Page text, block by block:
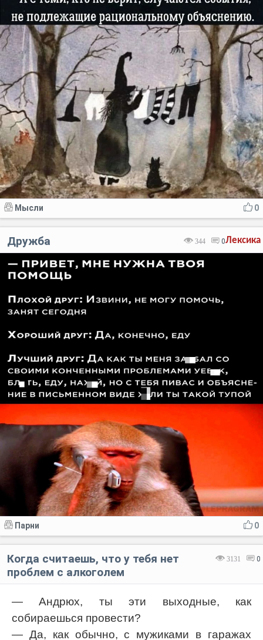
0
Мысли
Лексика
344 0
Дружба
0
Парни
3131 0
Когда считаешь, что у тебя нет
проблем с алкоголем
— Андрюх, ты эти выходные, как
собираешься провести?
— Да, как обычно, с мужиками в гаражах